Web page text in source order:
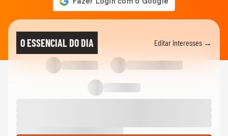
O ESSENCIAL DO DIA Editar interesses →